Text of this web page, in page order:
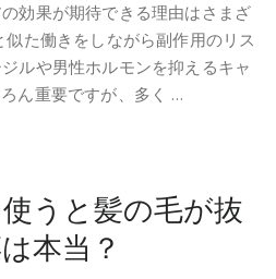
効果が期待できる理由はさまざ
た働きをしながら副作用のリス
ルや男性ホルモンを抑えるキャ
ん重要ですが、多く …
うと髪の毛が抜
本当？